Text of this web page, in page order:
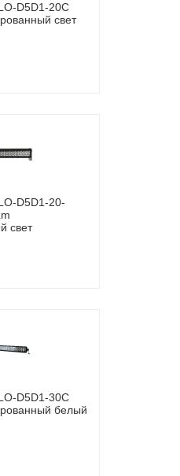
D5D1-20C
свет
D5D1-20-
свет
D5D1-30C
белый